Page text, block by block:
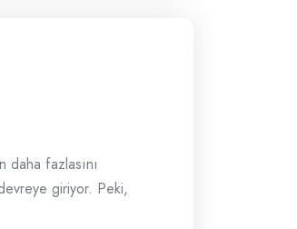
fazlasını
giriyor. Peki,